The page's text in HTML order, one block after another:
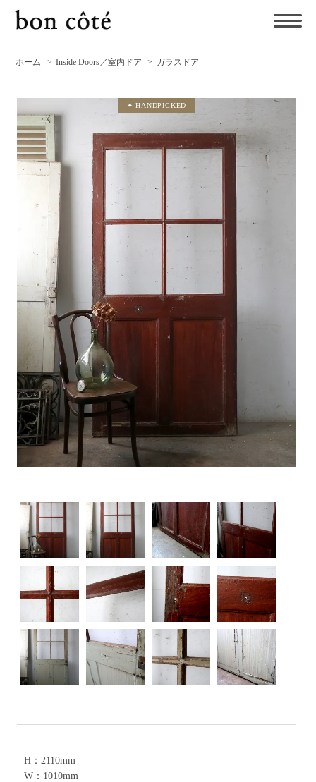
ホーム > Inside Doors／室内ドア > ガラスドア
H：2110mm
W：1010mm